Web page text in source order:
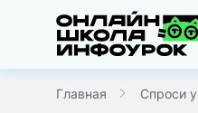
Главная Спроси